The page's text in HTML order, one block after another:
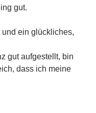
gut.
und ein glückliches,
gut aufgestellt, bin
dass ich meine